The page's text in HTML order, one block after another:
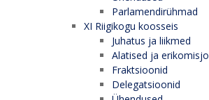
Parlamendirühmad
XI Riigikogu koosseis
Juhatus ja liikmed
Alatised ja
Fraktsioonid
Delegatsioonid